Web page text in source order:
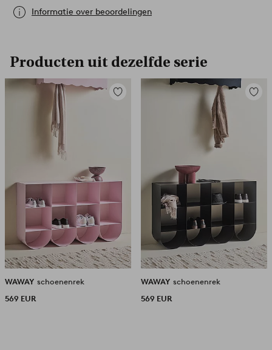
Informatie over beoordelingen
Producten uit dezelfde serie
Toevoegen
WAWAY schoenenrek
569 EUR
WAWAY schoenenrek
569 EUR